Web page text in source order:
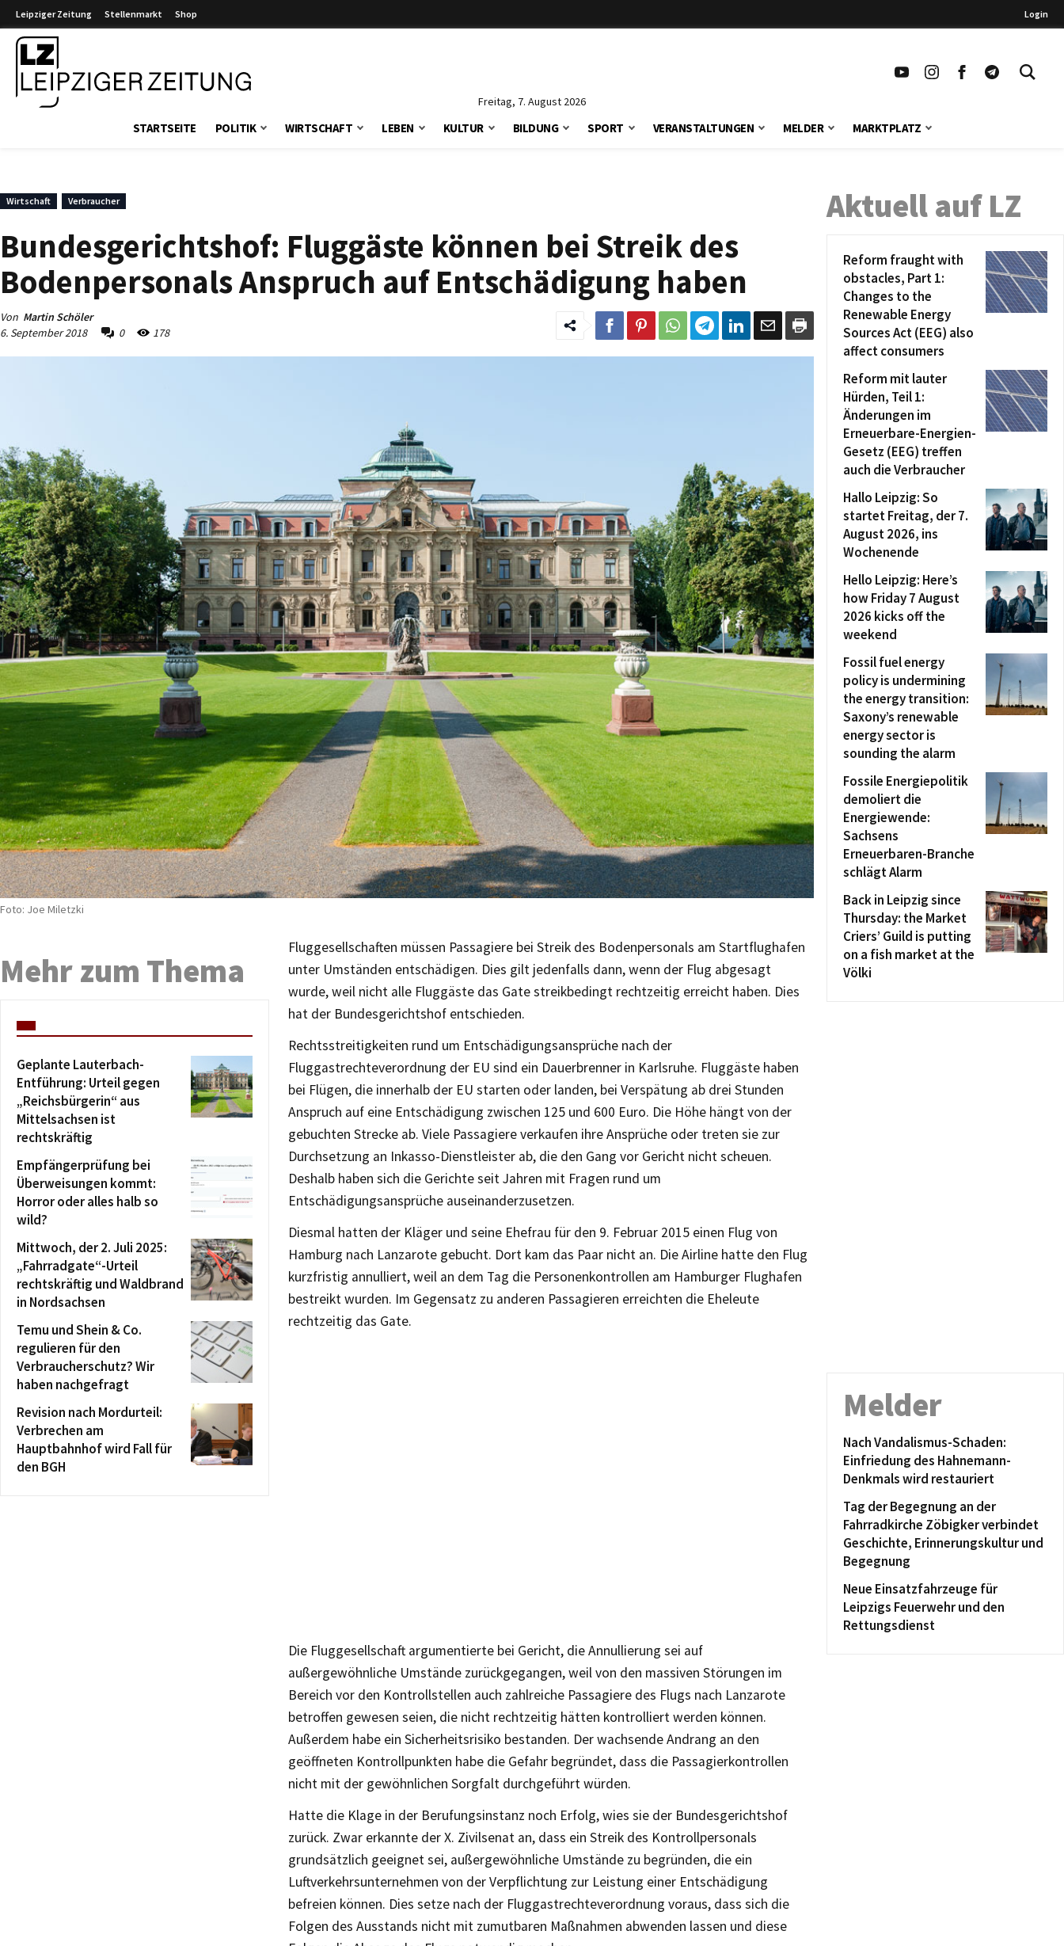
Leipziger Zeitung Stellenmarkt Shop Login
Freitag, 7. August 2026
STARTSEITE POLITIK WIRTSCHAFT LEBEN KULTUR BILDUNG SPORT VERANSTALTUNGEN MELDER MARKTPLATZ
Wirtschaft Verbraucher
Bundesgerichtshof: Fluggäste können bei Streik des
Bodenpersonals Anspruch auf Entschädigung haben
Von Martin Schöler
6. September 2018
0 178
Foto: Joe Miletzki
Fluggesellschaften müssen Passagiere bei Streik des Bodenpersonals am Startflughafen
unter Umständen entschädigen. Dies gilt jedenfalls dann, wenn der Flug abgesagt
wurde, weil nicht alle Fluggäste das Gate streikbedingt rechtzeitig erreicht haben. Dies
hat der Bundesgerichtshof entschieden.
Rechtsstreitigkeiten rund um Entschädigungsansprüche nach der
Fluggastrechteverordnung der EU sind ein Dauerbrenner in Karlsruhe. Fluggäste haben
bei Flügen, die innerhalb der EU starten oder landen, bei Verspätung ab drei Stunden
Anspruch auf eine Entschädigung zwischen 125 und 600 Euro. Die Höhe hängt von der
gebuchten Strecke ab. Viele Passagiere verkaufen ihre Ansprüche oder treten sie zur
Durchsetzung an Inkasso-Dienstleister ab, die den Gang vor Gericht nicht scheuen.
Deshalb haben sich die Gerichte seit Jahren mit Fragen rund um
Entschädigungsansprüche auseinanderzusetzen.
Diesmal hatten der Kläger und seine Ehefrau für den 9. Februar 2015 einen Flug von
Hamburg nach Lanzarote gebucht. Dort kam das Paar nicht an. Die Airline hatte den Flug
kurzfristig annulliert, weil an dem Tag die Personenkontrollen am Hamburger Flughafen
bestreikt wurden. Im Gegensatz zu anderen Passagieren erreichten die Eheleute
rechtzeitig das Gate.
Die Fluggesellschaft argumentierte bei Gericht, die Annullierung sei auf
außergewöhnliche Umstände zurückgegangen, weil von den massiven Störungen im
Bereich vor den Kontrollstellen auch zahlreiche Passagiere des Flugs nach Lanzarote
betroffen gewesen seien, die nicht rechtzeitig hätten kontrolliert werden können.
Außerdem habe ein Sicherheitsrisiko bestanden. Der wachsende Andrang an den
geöffneten Kontrollpunkten habe die Gefahr begründet, dass die Passagierkontrollen
nicht mit der gewöhnlichen Sorgfalt durchgeführt würden.
Hatte die Klage in der Berufungsinstanz noch Erfolg, wies sie der Bundesgerichtshof
zurück. Zwar erkannte der X. Zivilsenat an, dass ein Streik des Kontrollpersonals
grundsätzlich geeignet sei, außergewöhnliche Umstände zu begründen, die ein
Luftverkehrsunternehmen von der Verpflichtung zur Leistung einer Entschädigung
befreien können. Dies setze nach der Fluggastrechteverordnung voraus, dass sich die
Folgen des Ausstands nicht mit zumutbaren Maßnahmen abwenden lassen und diese
Mehr zum Thema
Geplante Lauterbach-
Entführung: Urteil gegen
„Reichsbürgerin“ aus
Mittelsachsen ist
rechtskräftig
Empfängerprüfung bei
Überweisungen kommt:
Horror oder alles halb so
wild?
Mittwoch, der 2. Juli 2025:
„Fahrradgate“-Urteil
rechtskräftig und Waldbrand
in Nordsachsen
Temu und Shein & Co.
regulieren für den
Verbraucherschutz? Wir
haben nachgefragt
Revision nach Mordurteil:
Verbrechen am
Hauptbahnhof wird Fall für
den BGH
Aktuell auf LZ
Reform fraught with
obstacles, Part 1:
Changes to the
Renewable Energy
Sources Act (EEG) also
affect consumers
Reform mit lauter
Hürden, Teil 1:
Änderungen im
Erneuerbare-Energien-
Gesetz (EEG) treffen
auch die Verbraucher
Hallo Leipzig: So
startet Freitag, der 7.
August 2026, ins
Wochenende
Hello Leipzig: Here’s
how Friday 7 August
2026 kicks off the
weekend
Fossil fuel energy
policy is undermining
the energy transition:
Saxony’s renewable
energy sector is
sounding the alarm
Fossile Energiepolitik
demoliert die
Energiewende:
Sachsens
Erneuerbaren-Branche
schlägt Alarm
Back in Leipzig since
Thursday: the Market
Criers’ Guild is putting
on a fish market at the
Völki
Melder
Nach Vandalismus-Schaden:
Einfriedung des Hahnemann-
Denkmals wird restauriert
Tag der Begegnung an der
Fahrradkirche Zöbigker verbindet
Geschichte, Erinnerungskultur und
Begegnung
Neue Einsatzfahrzeuge für
Leipzigs Feuerwehr und den
Rettungsdienst